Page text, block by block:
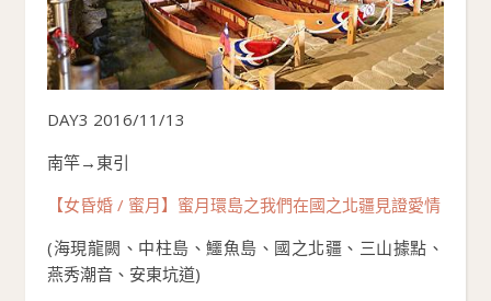
DAY3 2016/11/13
南竿→東引
【女昏婚 / 蜜月】蜜月環島之我們在國之北疆見證愛情
(海現龍闕、中柱島、鱷魚島、國之北疆、三山據點、
燕秀潮音、安東坑道)